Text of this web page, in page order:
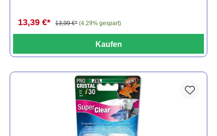
13,39 €* 13,99 €* (4.29% gespart)
Kaufen